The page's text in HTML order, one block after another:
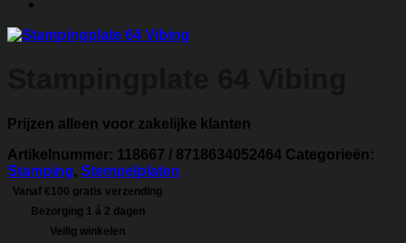
Prijzen alleen voor zakelijke klanten
Artikelnummer: 118667 / 8718634052464 Categorieën:
Stamping, Stempelplaten
Vanaf €100 gratis verzending
Bezorging 1 á 2 dagen
Veilig winkelen